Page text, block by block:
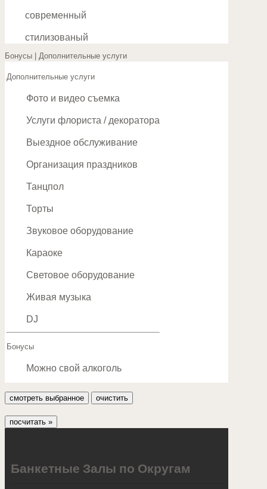
современный
стилизованый
Бонусы | Дополнительные услуги
Дополнительные услуги
Фото и видео съемка
Услуги флориста / декоратора
Выездное обслуживание
Организация праздников
Танцпол
Торты
Звуковое оборудование
Караоке
Световое оборудование
Живая музыка
DJ
Бонусы
Можно свой алкоголь
Банкетные Залы по Округам